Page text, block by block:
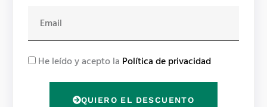
a
iR He leído y acepto la Política de privacidad
QUIERO EL DESCUENTO